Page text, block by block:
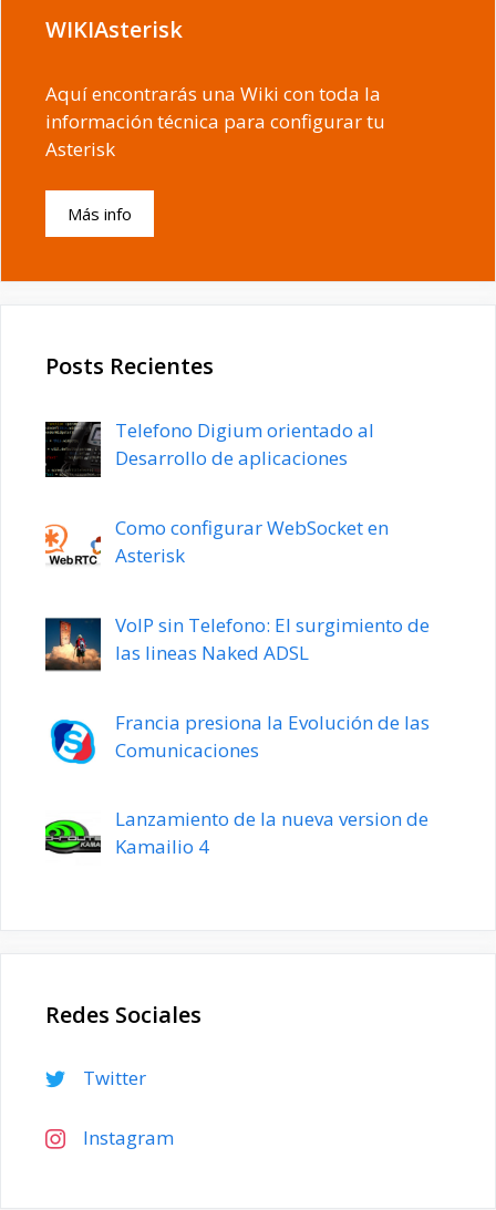
WIKIAsterisk
Aquí encontrarás una Wiki con toda la
información técnica para configurar tu
Asterisk
Más info
Posts Recientes
Telefono Digium orientado al
Desarrollo de aplicaciones
Como configurar WebSocket en
Asterisk
VoIP sin Telefono: El surgimiento de
las lineas Naked ADSL
Francia presiona la Evolución de las
Comunicaciones
Lanzamiento de la nueva version de
Kamailio 4
Redes Sociales
Twitter
Instagram